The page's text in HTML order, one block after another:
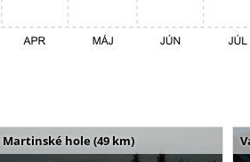
Martinské hole (49 km)